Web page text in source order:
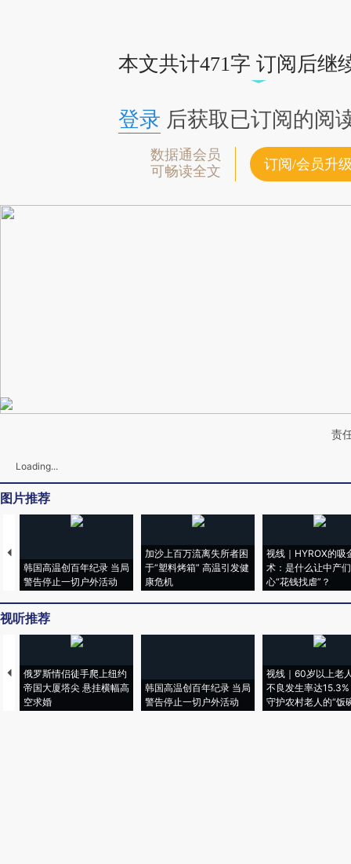
本文共计471字 订阅后继
登录 后获取已订阅的阅
数据通会员
可畅读全文
订阅/会员升
责
Loading...
图片推荐
韩国高温创百年纪录 当局
警告停止一切户外活动
加沙上百万流离失所者困
于“塑料烤箱” 高温引发健
康危机
视线｜HYROX的吸
术：是什么让中产
心“花钱找虐”？
视听推荐
俄罗斯情侣徒手爬上纽约
帝国大厦塔尖 悬挂横幅高
空求婚
韩国高温创百年纪录 当局
警告停止一切户外活动
视线｜60岁以上老
不良发生率达
守护农村老人的“饭